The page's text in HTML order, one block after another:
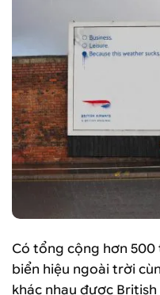
Có tổng cộng hơn 500
biển hiệu ngoài trời
khác nhau được